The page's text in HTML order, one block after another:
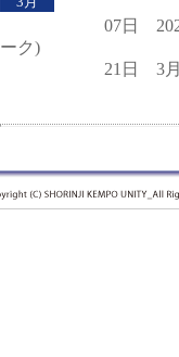
07日 2027年考
ーク)
21日 3月度昇格